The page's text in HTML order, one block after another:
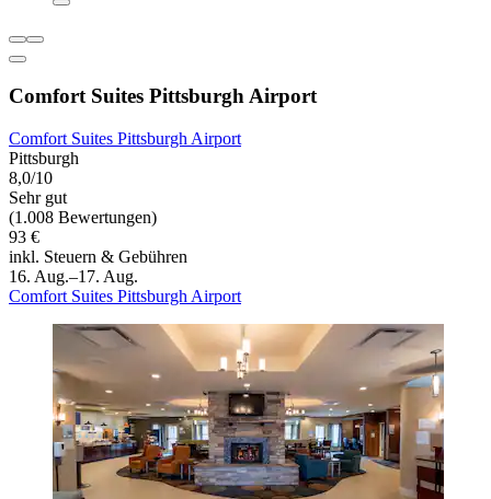
Comfort Suites Pittsburgh Airport
Comfort Suites Pittsburgh Airport
Pittsburgh
8,0/10
Sehr gut
(1.008 Bewertungen)
93 €
inkl. Steuern & Gebühren
16. Aug.–17. Aug.
Comfort Suites Pittsburgh Airport